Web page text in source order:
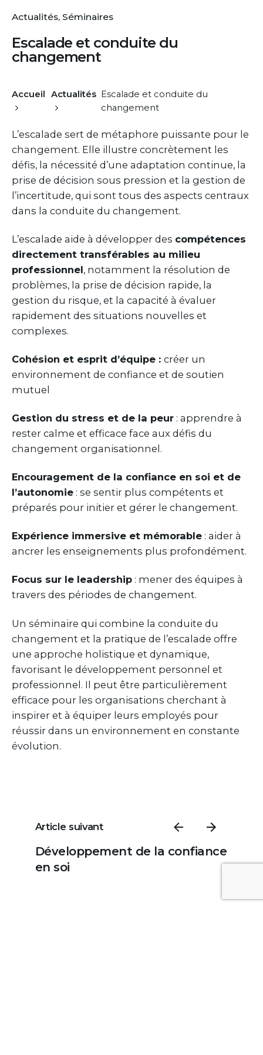
Actualités Séminaires
Escalade et conduite du
changement
Accueil Actualités Escalade et conduite du
changement
L’escalade sert de métaphore puissante pour le
changement. Elle illustre concrètement les
défis, la nécessité d’une adaptation continue, la
prise de décision sous pression et la gestion de
l’incertitude, qui sont tous des aspects centraux
dans la conduite du changement.
L’escalade aide à développer des compétences
directement transférables au milieu
professionnel, notamment la résolution de
problèmes, la prise de décision rapide, la
gestion du risque, et la capacité à évaluer
rapidement des situations nouvelles et
complexes.
Cohésion et esprit d’équipe : créer un
environnement de confiance et de soutien
mutuel
Gestion du stress et de la peur : apprendre à
rester calme et efficace face aux défis du
changement organisationnel.
Encouragement de la confiance en soi et de
l’autonomie : se sentir plus compétents et
préparés pour initier et gérer le changement.
Expérience immersive et mémorable : aider à
ancrer les enseignements plus profondément.
Focus sur le leadership : mener des équipes à
travers des périodes de changement.
Un séminaire qui combine la conduite du
changement et la pratique de l’escalade offre
une approche holistique et dynamique,
favorisant le développement personnel et
professionnel. Il peut être particulièrement
efficace pour les organisations cherchant à
inspirer et à équiper leurs employés pour
réussir dans un environnement en constante
évolution.
Article suivant
Développement de la confiance
en soi